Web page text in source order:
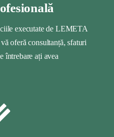
executate de LEMETA
oferă consultanță, sfaturi
întrebare ați avea